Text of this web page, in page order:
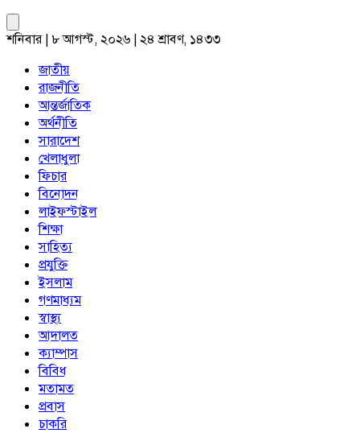
শনিবার | ৮ আগস্ট, ২০২৬ | ২৪ শ্রাবণ, ১৪৩৩
জাতীয়
রাজনীতি
আন্তর্জাতিক
অর্থনীতি
সারাদেশ
খেলাধুলা
ফিচার
বিনোদন
লাইফস্টাইল
শিক্ষা
সাহিত্য
প্রযুক্তি
ইসলাম
গণমাধ্যম
স্বাস্থ্য
আদালত
ক্যাম্পাস
বিবিধ
মতামত
প্রবাস
চাকরি